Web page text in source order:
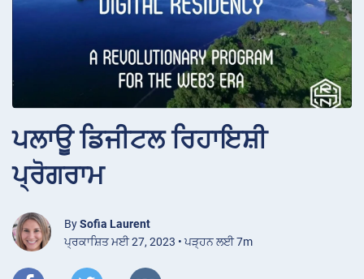
ਪਲਾਊ ਡਿਜੀਟਲ ਰਿਹਾਇਸ਼ੀ
ਪ੍ਰੋਗਰਾਮ
BySofia Laurent
ਪ੍ਰਕਾਸ਼ਿਤ ਮਈ 27, 2023 • ਪੜ੍ਹਨ ਲਈ 7m